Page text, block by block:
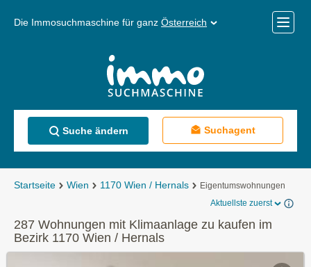
Die Immosuchmaschine für ganz Österreich
Menü
Suche ändern Suchagent
Startseite Wien 1170 Wien / Hernals
Eigentumswohnungen
Aktuellste zuerst
287 Wohnungen mit Klimaanlage zu kaufen im
Bezirk 1170 Wien / Hernals